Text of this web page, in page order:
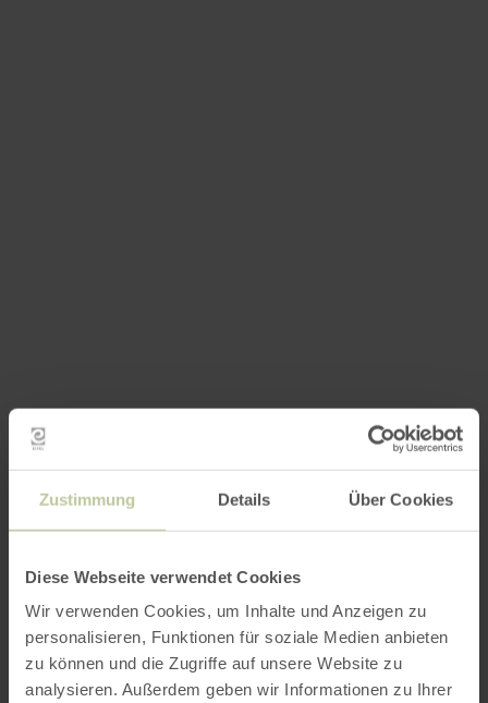
Zustimmung Details Über Cookies
Diese Webseite verwendet Cookies
Wir verwenden Cookies, um Inhalte und Anzeigen zu
personalisieren, Funktionen für soziale Medien anbieten
zu können und die Zugriffe auf unsere Website zu
analysieren. Außerdem geben wir Informationen zu Ihrer